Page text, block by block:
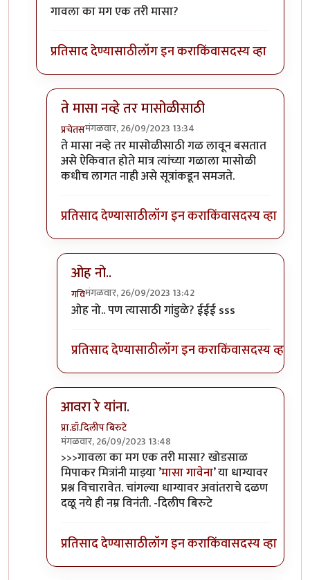
गावला का मग एक तरी मासा?
प्रतिसाद देण्यासाठीलॉग इन कराकिंवासदस्य व्हा
ते मासा नव्हे तर मासोळीसाठी
प्रचेतसमंगळवार, 26/09/2023 13:34
In reply toटपोरे गांडुळ आहेत, ही गांडुळंbyगवि
ते मासा नव्हे तर मासोळीसाठी गळ लावून बसतात
असे ऐकिवात होते मात्र त्यांच्या गळाला मासोळी
कधीच लागत नाही असे सूत्रांकडून समजते.
प्रतिसाद देण्यासाठीलॉग इन कराकिंवासदस्य व्हा
ओह नो..
गविमंगळवार, 26/09/2023 13:42
In reply toते मासा नव्हे तर मासोळीसाठी
ओह नो.. पण त्यासाठी गांडुळे? ईईई sss
प्रतिसाद देण्यासाठीलॉग इन कराकिंवासदस्य व्हा
आवरा रे यांना.
प्रा.डॉ.दिलीप बिरुटे
मंगळवार, 26/09/2023 13:48
In reply toटपोरे गांडुळ आहेत, ही गांडुळंby
>>>गावला का मग एक तरी मासा? खोडसाळ
मिपाकर मित्रांनी माझ्या ’मासा गावेना’ या धाग्यावर
प्रश्न विचारावेत. चांगल्या धाग्यावर अवांतराचे दळण
दळू नये ही नम्र विनंती. -दिलीप बिरुटे
प्रतिसाद देण्यासाठीलॉग इन कराकिंवासदस्य व्हा